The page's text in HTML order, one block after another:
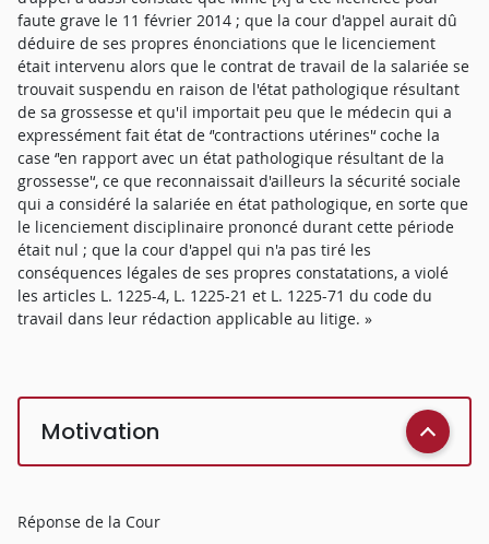
faute grave le 11 février 2014 ; que la cour d'appel aurait dû
déduire de ses propres énonciations que le licenciement
était intervenu alors que le contrat de travail de la salariée se
trouvait suspendu en raison de l'état pathologique résultant
de sa grossesse et qu'il importait peu que le médecin qui a
expressément fait état de ‘'contractions utérines'‘ coche la
case ‘'en rapport avec un état pathologique résultant de la
grossesse'‘, ce que reconnaissait d'ailleurs la sécurité sociale
qui a considéré la salariée en état pathologique, en sorte que
le licenciement disciplinaire prononcé durant cette période
était nul ; que la cour d'appel qui n'a pas tiré les
conséquences légales de ses propres constatations, a violé
les articles L. 1225-4, L. 1225-21 et L. 1225-71 du code du
travail dans leur rédaction applicable au litige. »
Motivation
Réponse de la Cour